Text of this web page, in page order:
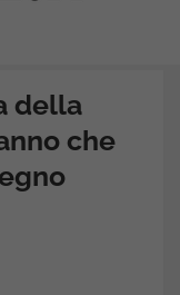
della
che